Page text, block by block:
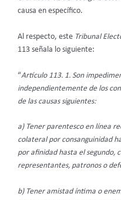
causa en específico.
Al respecto, este Tribunal
113 señala lo siguiente:
“Artículo 113. 1. Son
independientemente de los
de las causas siguientes:
a) Tener parentesco en línea
colateral por consanguinidad
por afinidad hasta el segundo,
representantes, patronos o
b) Tener amistad íntima o